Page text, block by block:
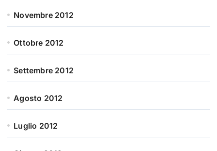
Novembre 2012
Ottobre 2012
Settembre 2012
Agosto 2012
Luglio 2012